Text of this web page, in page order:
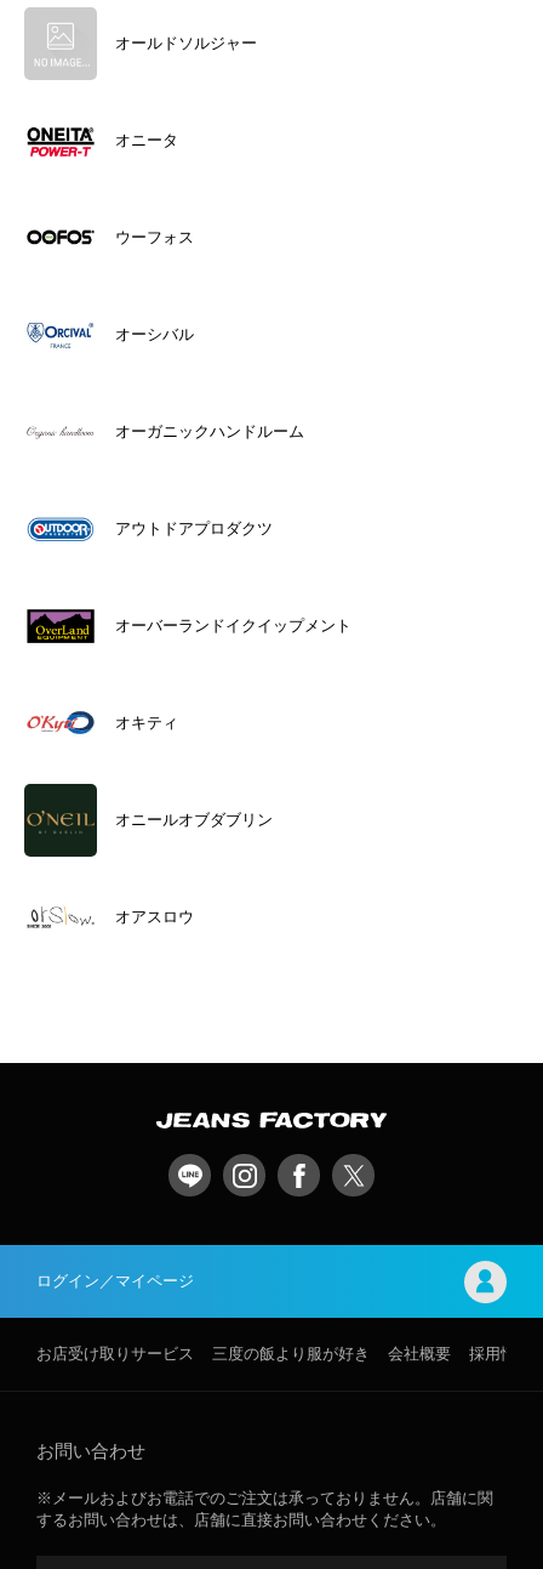
オールドソルジャー
オニータ
ウーフォス
オーシバル
オーガニックハンドルーム
アウトドアプロダクツ
オーバーランドイクイップメント
オキティ
オニールオブダブリン
オアスロウ
ログイン／マイページ
お店受け取りサービス 三度の飯より服が好き 会社概要 採用情報
お問い合わせ
※メールおよびお電話でのご注文は承っておりません。店舗に関
するお問い合わせは、店舗に直接お問い合わせください。